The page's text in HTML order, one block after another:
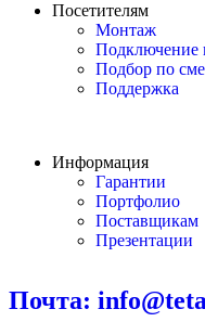
Посетителям
Монтаж
Подбор по
Поддержка
Информация
Гарантии
Портфолио
Поставщикам
Презентации
Почта: